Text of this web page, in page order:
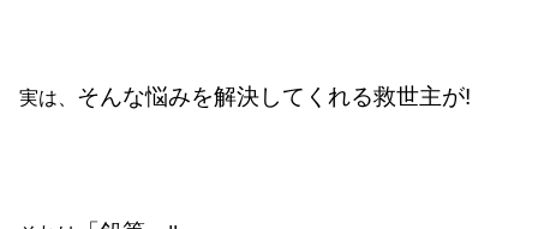
実は、 そんな悩みを解決してくれる救世主が!